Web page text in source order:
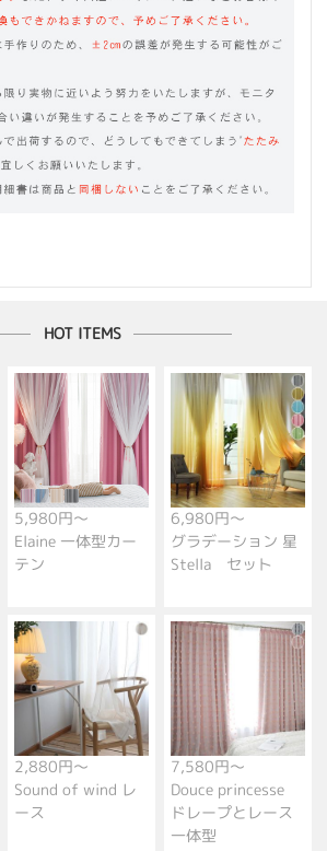
HOT ITEMS
5,980円～
Elaine 一体型カー
テン
6,980円～
グラデーション 星
Stella セット
2,880円～
Sound of wind レ
ース
7,580円～
Douce princesse
ドレープとレース
一体型